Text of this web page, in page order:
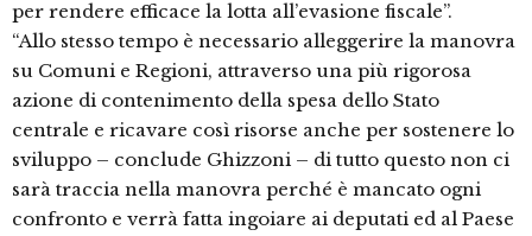
per rendere efficace la lotta all’evasione fiscale”.
“Allo stesso tempo è necessario alleggerire la manovra
su Comuni e Regioni, attraverso una più rigorosa
azione di contenimento della spesa dello Stato
centrale e ricavare così risorse anche per sostenere lo
sviluppo – conclude Ghizzoni – di tutto questo non ci
sarà traccia nella manovra perché è mancato ogni
confronto e verrà fatta ingoiare ai deputati ed al Paese